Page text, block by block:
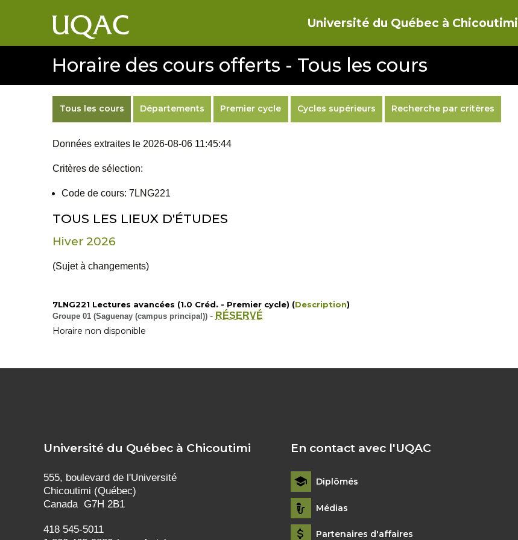
Université du Québec à Chicoutimi
Horaire des cours offerts - Tous les cours
Tous les cours Départements Premier cycle Cycles supérieurs Recherche par critères
Données extraites le 2026-08-06 11:45:44
Critères de sélection:
Code de cours: 7LNG221
TOUS LES LIEUX D'ÉTUDES
Hiver 2026
(Sujet à changements)
7LNG221 Lectures avancées (1.0 Créd. - Premier cycle) (Description)
Groupe 01 (Saguenay (campus principal)) - RÉSERVÉ
Horaire non disponible
Université du Québec à Chicoutimi
555, boulevard de l'Université
Chicoutimi (Québec)
Canada G7H 2B1
418 545-5011
En contact avec l'UQAC
Diplômés
Médias
Partenaires d'affaires